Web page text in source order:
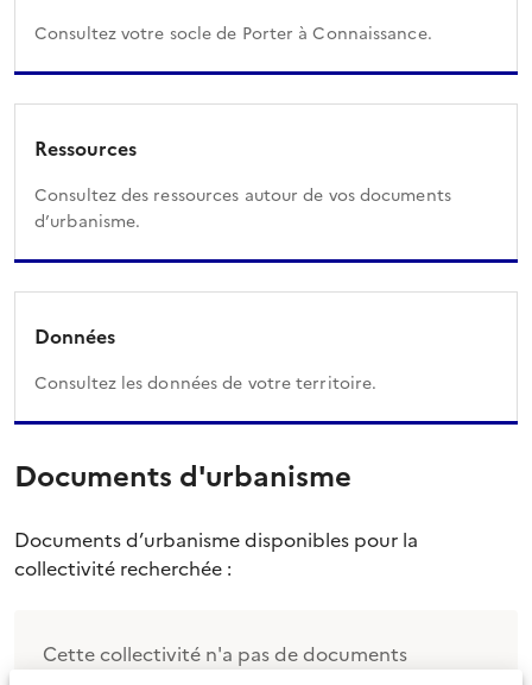
Consultez votre socle de Porter à Connaissance.
Ressources
Consultez des ressources autour de vos documents
d’urbanisme.
Données
Consultez les données de votre territoire.
Documents d'urbanisme
Documents d’urbanisme disponibles pour la
collectivité recherchée :
Cette collectivité n'a pas de documents